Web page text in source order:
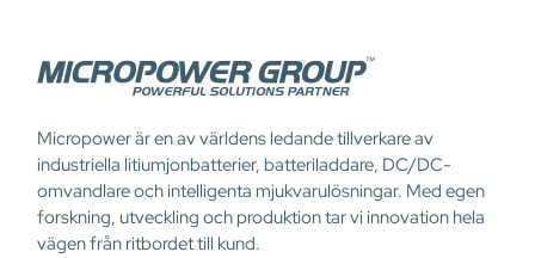
Micropower är en av världens ledande tillverkare av
industriella litiumjonbatterier, batteriladdare, DC/DC-
omvandlare och intelligenta mjukvarulösningar. Med egen
forskning, utveckling och produktion tar vi innovation hela
vägen från ritbordet till kund.